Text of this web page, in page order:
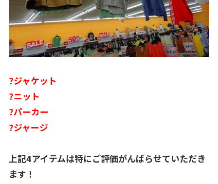
?ジャケット
?ニット
?パーカー
?ジャージ
上記4アイテムは特にご評価がんばらせていただき
ます！